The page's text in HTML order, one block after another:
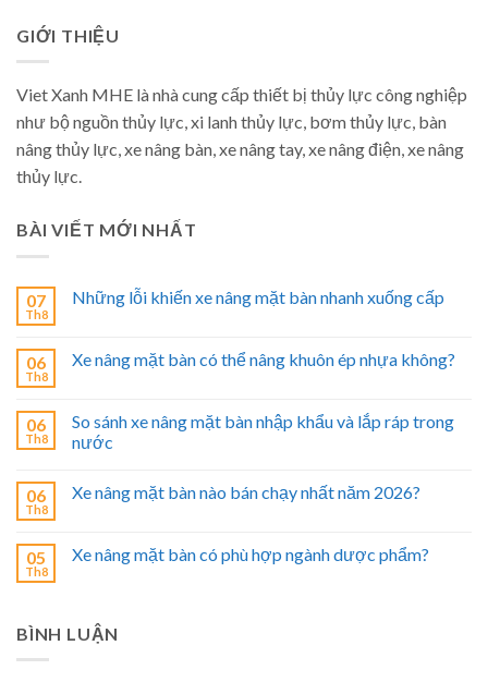
GIỚI THIỆU
Viet Xanh MHE là nhà cung cấp thiết bị thủy lực công nghiệp
như bộ nguồn thủy lực, xi lanh thủy lực, bơm thủy lực, bàn
nâng thủy lực, xe nâng bàn, xe nâng tay, xe nâng điện, xe nâng
thủy lực.
BÀI VIẾT MỚI NHẤT
07
Th8
Những lỗi khiến xe nâng mặt bàn nhanh xuống cấp
06
Th8
Xe nâng mặt bàn có thể nâng khuôn ép nhựa không?
06
Th8
So sánh xe nâng mặt bàn nhập khẩu và lắp ráp trong
nước
06
Th8
Xe nâng mặt bàn nào bán chạy nhất năm 2026?
05
Th8
Xe nâng mặt bàn có phù hợp ngành dược phẩm?
BÌNH LUẬN